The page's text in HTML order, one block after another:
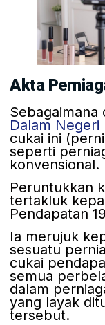
Akta
Sebagaimana
Dalam Negeri
cukai ini
seperti
konvensional.
Peruntukkan
tertakluk
Pendapatan
Ia merujuk
sesuatu
cukai
semua
dalam
yang layak
tersebut.